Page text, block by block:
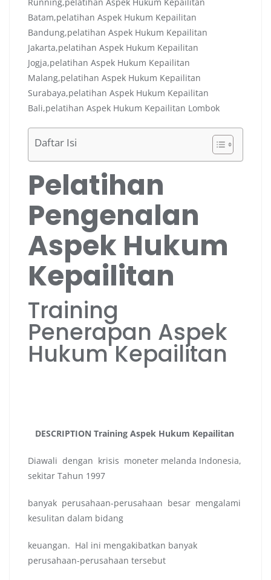
Daftar Isi
Pelatihan
Pengenalan
Aspek Hukum
Kepailitan
Training
Penerapan Aspek
Hukum Kepailitan
DESCRIPTION Training Aspek Hukum Kepailitan
Diawali dengan krisis moneter melanda Indonesia,
sekitar Tahun 1997
banyak perusahaan-perusahaan besar mengalami
kesulitan dalam bidang
keuangan. Hal ini mengakibatkan banyak
perusahaan-perusahaan tersebut